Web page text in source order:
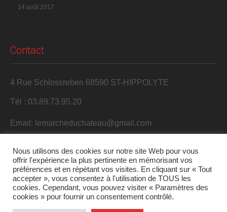
14 août 2017
Contact
4 Rue Schlossreben 68590 ST-HIPPOLYTE
Tél : 03.89.73.95.20
Email: lemarcheduchateau@gmail.com
Nous utilisons des cookies sur notre site Web pour vous
offrir l'expérience la plus pertinente en mémorisant vos
préférences et en répétant vos visites. En cliquant sur « Tout
accepter », vous consentez à l'utilisation de TOUS les
cookies. Cependant, vous pouvez visiter « Paramètres des
cookies » pour fournir un consentement contrôlé.